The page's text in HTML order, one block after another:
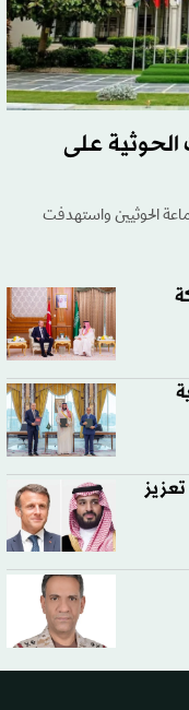
الحوثية على
الحوثيين واستهدفت